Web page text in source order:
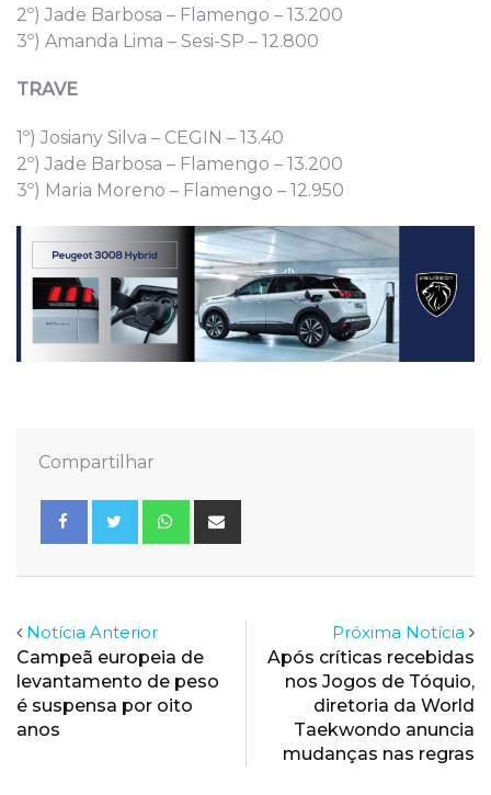
2º) Jade Barbosa – Flamengo – 13.200
3º) Amanda Lima – Sesi-SP – 12.800
TRAVE
1º) Josiany Silva – CEGIN – 13.40
2º) Jade Barbosa – Flamengo – 13.200
3º) Maria Moreno – Flamengo – 12.950
Compartilhar
Whatsapp
Notícia Anterior
Campeã europeia de
levantamento de peso
é suspensa por oito
anos
Próxima Notícia
Após críticas recebidas
nos Jogos de Tóquio,
diretoria da World
Taekwondo anuncia
mudanças nas regras